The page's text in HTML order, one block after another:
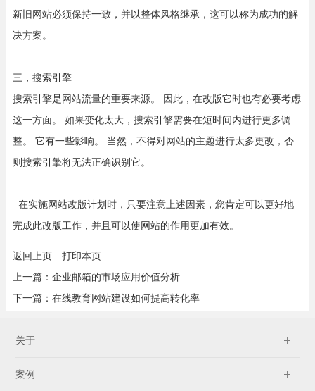
新旧网站必须保持一致，并以整体风格继承，这可以称为成功的解
决方案。
三，搜索引擎
搜索引擎是网站流量的重要来源。 因此，在改版它时也有必要考虑
这一方面。 如果变化太大，搜索引擎需要在短时间内进行更多调
整。 它有一些影响。 当然，不得对网站的主题进行太多更改，否
则搜索引擎将无法正确识别它。
在实施网站改版计划时，只要注意上述因素，您肯定可以更好地
完成此改版工作，并且可以使网站的作用更加有效。
返回上页
打印本页
上一篇： 企业邮箱的市场应用价值分析
下一篇： 在线教育网站建设如何提高转化率
关于
案例